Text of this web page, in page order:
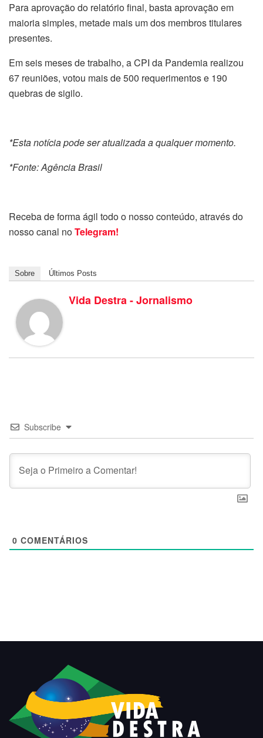
Para aprovação do relatório final, basta aprovação em
maioria simples, metade mais um dos membros titulares
presentes.
Em seis meses de trabalho, a CPI da Pandemia realizou
67 reuniões, votou mais de 500 requerimentos e 190
quebras de sigilo.
*Esta notícia pode ser atualizada a qualquer momento.
*Fonte: Agência Brasil
Receba de forma ágil todo o nosso conteúdo, através do
nosso canal noTelegram!
Sobre Últimos Posts
Vida Destra - Jornalismo
Subscribe
0 COMENTÁRIOS